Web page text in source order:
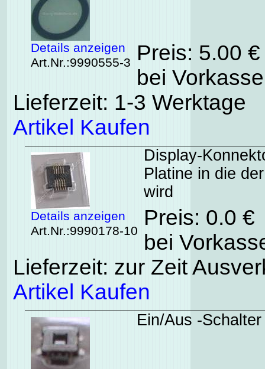
Details anzeigen
Art.Nr.:9990555-3 Preis: 5.00
bei
Lieferzeit: 1-3 Werktage
Artikel Kaufen
Details anzeigen
Art.Nr.:9990178-10
Display-
Platine in die
wird
Preis: 0.0
bei
Lieferzeit: zur Zeit
Artikel Kaufen
Ein/Aus -